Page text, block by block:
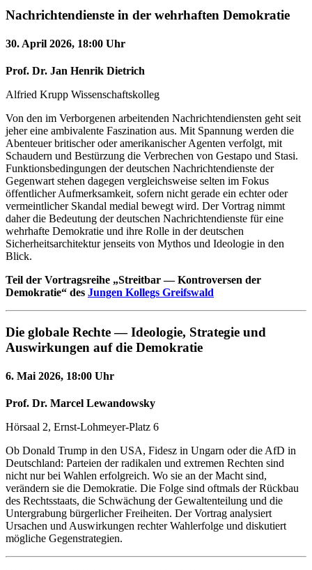
Nachrichtendienste in der wehrhaften Demokratie
30. April 2026, 18:00 Uhr
Prof. Dr. Jan Henrik Dietrich
Alfried Krupp Wissenschaftskolleg
Von den im Verborgenen arbeitenden Nachrichtendiensten geht seit
jeher eine ambivalente Faszination aus. Mit Spannung werden die
Abenteuer britischer oder amerikanischer Agenten verfolgt, mit
Schaudern und Bestürzung die Verbrechen von Gestapo und Stasi.
Funktionsbedingungen der deutschen Nachrichtendienste der
Gegenwart stehen dagegen vergleichsweise selten im Fokus
öffentlicher Aufmerksamkeit, sofern nicht gerade ein echter oder
vermeintlicher Skandal medial bewegt wird. Der Vortrag nimmt
daher die Bedeutung der deutschen Nachrichtendienste für eine
wehrhafte Demokratie und ihre Rolle in der deutschen
Sicherheitsarchitektur jenseits von Mythos und Ideologie in den
Blick.
Teil der Vortragsreihe „Streitbar — Kontroversen der
Demokratie“ des Jungen Kollegs Greifswald
Die globale Rechte — Ideologie, Strategie und
Auswirkungen auf die Demokratie
6. Mai 2026, 18:00 Uhr
Prof. Dr. Marcel Lewandowsky
Hörsaal 2, Ernst-Lohmeyer-Platz 6
Ob Donald Trump in den USA, Fidesz in Ungarn oder die AfD in
Deutschland: Parteien der radikalen und extremen Rechten sind
nicht nur bei Wahlen erfolgreich. Wo sie an der Macht sind,
verändern sie die Demokratie. Die Folge sind oftmals der Rückbau
des Rechtsstaats, die Schwächung der Gewaltenteilung und die
Untergrabung bürgerlicher Freiheiten. Der Vortrag analysiert
Ursachen und Auswirkungen rechter Wahlerfolge und diskutiert
mögliche Gegenstrategien.